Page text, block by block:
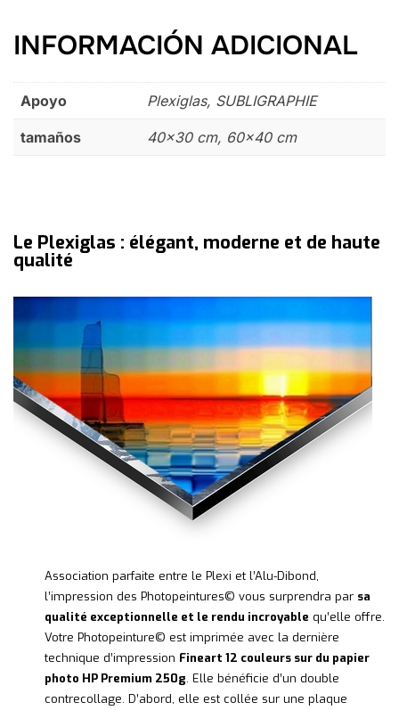
INFORMACIÓN ADICIONAL
Apoyo Plexiglas, SUBLIGRAPHIE
tamaños 40×30 cm, 60×40 cm
Le Plexiglas : élégant, moderne et de haute
qualité
Association parfaite entre le Plexi et l’Alu-Dibond,
l’impression des Photopeintures© vous surprendra par sa
qualité exceptionnelle et le rendu incroyable qu’elle offre.
Votre Photopeinture© est imprimée avec la dernière
technique d’impression Fineart 12 couleurs sur du papier
photo HP Premium 250g. Elle bénéficie d’un double
contrecollage. D’abord, elle est collée sur une plaque